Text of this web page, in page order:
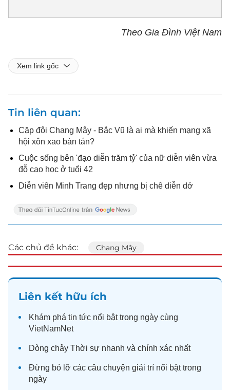
Theo Gia Đình Việt Nam
Xem link gốc
Tin liên quan
Cặp đôi Chang Mây - Bắc Vũ là ai mà khiến mạng xã
hội xôn xao bàn tán?
Cuộc sống bên 'đạo diễn trăm tỷ' của nữ diễn viên vừa
đỗ cao học ở tuổi 42
Diễn viên Minh Trang đẹp nhưng bị chê diễn dở
Các chủ đề khác: Chang Mây
Liên kết hữu ích
Khám phá tin tức nổi bật trong ngày cùng
VietNamNet
Dòng chảy Thời sự nhanh và chính xác nhất
Đừng bỏ lỡ các câu chuyện giải trí nổi bật trong
ngày